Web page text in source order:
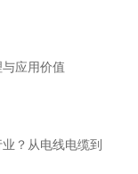
应用价值
？从电线电缆到